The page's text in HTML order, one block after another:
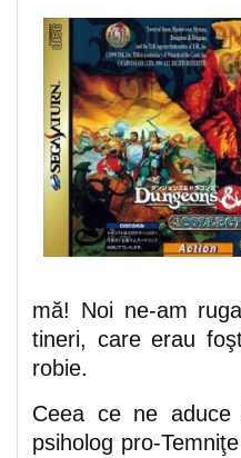
mă! Noi ne-am
tineri, care erau
robie.
Ceea ce ne aduce
psiholog pro-